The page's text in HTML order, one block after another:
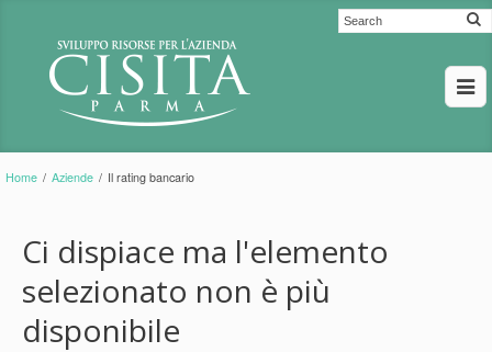
Home / Aziende / Il rating bancario
Ci dispiace ma l'elemento
selezionato non è più
disponibile